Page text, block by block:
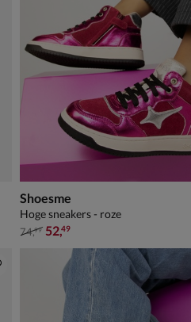
Shoesme
Hoge sneakers - roze
van € 74,99 voor € 52,49
74,99 52,49